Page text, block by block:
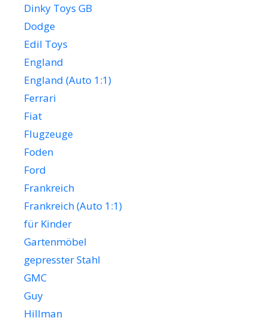
Dinky Toys GB
Dodge
Edil Toys
England
England (Auto 1:1)
Ferrari
Fiat
Flugzeuge
Foden
Ford
Frankreich
Frankreich (Auto 1:1)
für Kinder
Gartenmöbel
gepresster Stahl
GMC
Guy
Hillman